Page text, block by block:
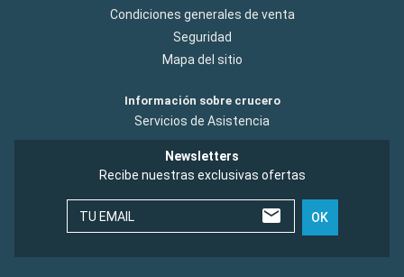
Condiciones generales de venta
Seguridad
Mapa del sitio
Información sobre crucero
Servicios de Asistencia
Newsletters
Recibe nuestras exclusivas ofertas
TU EMAIL OK